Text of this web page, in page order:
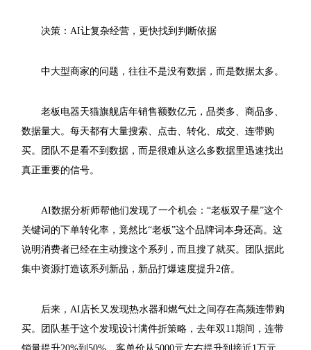
决策：AI让复杂经营，更快找到判断依据
中大型商家的问题，往往不是没有数据，而是数据太多。
老板电器天猫旗舰店年销售额数亿元，品类多、商品多、
数据量大。每天都有大量搜索、点击、转化、成交、连带购
买。团队不是看不到数据，而是很难从这么多数据里迅速找出
真正重要的信号。
AI数据分析师帮他们发现了一个机会：“老板双子星”这个
关键词的下单转化率，竟然比“老板”这个品牌词本身还高。这
说明消费者已经在主动搜这个系列，而且搜了就买。团队据此
集中资源打造该系列新品，新品打爆速度提升2倍。
后来，AI店长又发现热水器和燃气灶之间存在高频连带购
买。团队基于这个发现设计满件折策略，去年双11期间，连带